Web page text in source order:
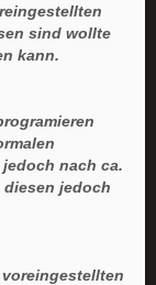
sind wollte
kann.
nach ca.
jedoch